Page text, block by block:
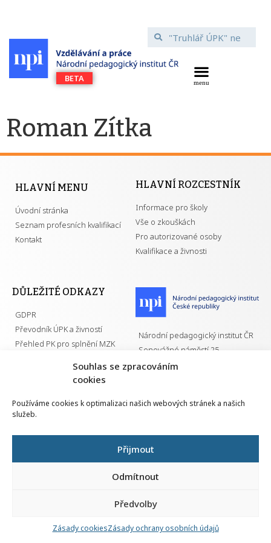
Souhlas se zpracováním
cookies
Používáme cookies k optimalizaci našich webových stránek a našich
služeb.
Přijmout
Odmítnout
Předvolby
Zásady cookiesZásady ochrany osobních údajů
Roman Zítka
HLAVNÍ MENU
Úvodní stránka
Seznam profesních kvalifikací
Kontakt
HLAVNÍ ROZCESTNÍK
Informace pro školy
Vše o zkouškách
Pro autorizované osoby
Kvalifikace a živnosti
DŮLEŽITÉ ODKAZY
GDPR
Převodník ÚPK a živností
Přehled PK pro splnění MZK
Národní pedagogický institut ČR
Senovážné náměstí 25
110 00 Praha 1